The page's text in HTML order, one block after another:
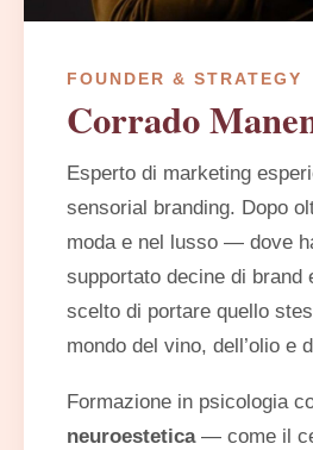
FOUNDER & STRATEGY
Corrado
Esperto di marketing
sensorial branding. Dopo
moda e nel lusso — dove
supportato decine di
scelto di portare quello
mondo del vino, dell’olio e
Formazione in psicologia
neuroestetica— come il